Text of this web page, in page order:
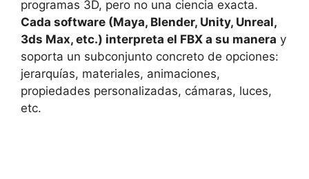
programas 3D, pero no una ciencia exacta.
Cada software (Maya, Blender, Unity, Unreal,
3ds Max, etc.) interpreta el FBX a su manera y
soporta un subconjunto concreto de opciones:
jerarquías, materiales, animaciones,
propiedades personalizadas, cámaras, luces,
etc.